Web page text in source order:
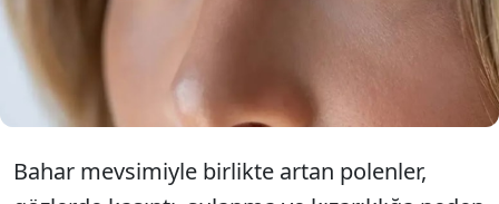
bildiğini yapmaya başlıyor. İşte hata da burada
doğuyor. Gözlerde yaşarma ve kaşıntıya karşı
yapılan müdahaleler gözde alıcı hasara neden
oluyor.
Bahar mevsimiyle birlikte artan polenler,